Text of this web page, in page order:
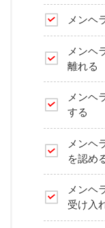
メンヘ
メンヘ
離れる
メンヘ
する
メンヘ
を認め
メンヘ
受け入